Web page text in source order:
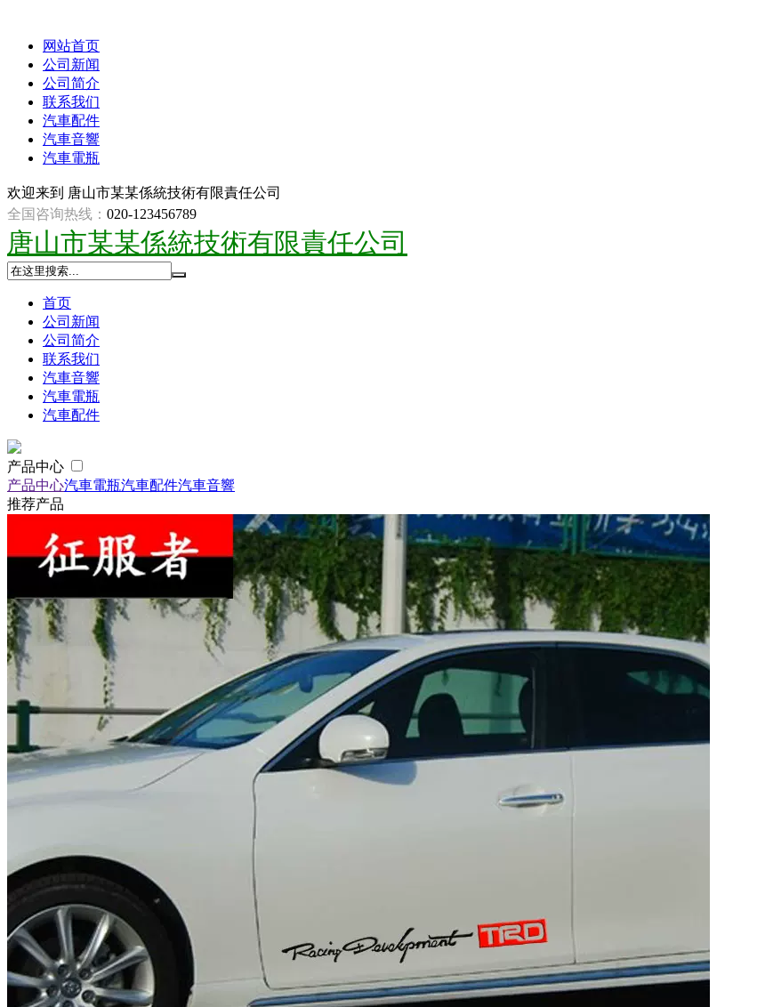
网站首页
公司新闻
公司简介
联系我们
汽車配件
汽車音響
汽車電瓶
欢迎来到 唐山市某某係統技術有限責任公司
全国咨询热线： 020-123456789
唐山市某某係統技術有限責任公司
首页
公司新闻
公司简介
联系我们
汽車音響
汽車電瓶
汽車配件
产品中心
产品中心汽車電瓶汽車配件汽車音響
推荐产品